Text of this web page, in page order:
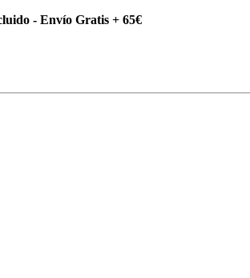
- Envío Gratis + 65€